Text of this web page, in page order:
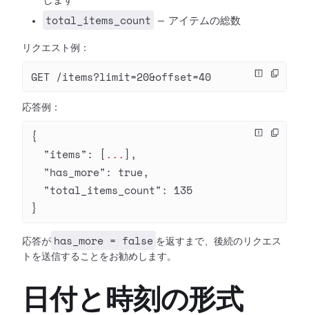
total_items_count — アイテムの総数
リクエスト例：
GET /items?limit=20&offset=40
応答例：
{
  "items"
: [ ... ],
  "has_more"
: true,
  "total_items_count"
: 135
}
応答が has_more = false を返すまで、後続のリクエス
トを送信することをお勧めします。
日付と時刻の形式